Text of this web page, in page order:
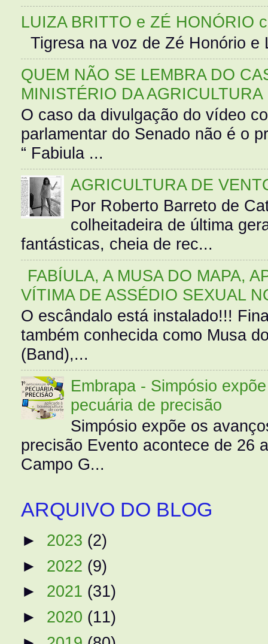
LUIZA BRITTO e ZÉ HONÓRIO
Tigresa na voz de Zé Honório
QUEM NÃO SE LEMBRA DO
MINISTÉRIO DA AGRICULTURA
O caso da divulgação do vídeo
parlamentar do Senado não é o
“ Fabiula ...
AGRICULTURA DE
Por Roberto Barreto de
colheitadeira de última
fantásticas, cheia de rec...
FABÍULA, A MUSA DO MAPA,
VÍTIMA DE ASSÉDIO SEXUAL
O escândalo está instalado!!!
também conhecida como Musa
(Band),...
Embrapa - Simpósio
pecuária de precisão
Simpósio expõe os
precisão Evento acontece de 26
Campo G...
ARQUIVO DO BLOG
► 2023 (2)
► 2022 (9)
► 2021 (31)
► 2020 (11)